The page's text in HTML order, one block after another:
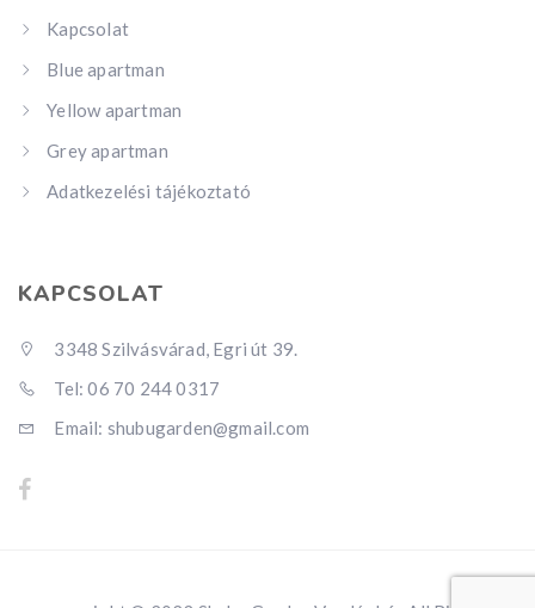
Kapcsolat
Blue apartman
Yellow apartman
Grey apartman
Adatkezelési tájékoztató
KAPCSOLAT
3348 Szilvásvárad, Egri út 39.
Tel: 06 70 244 0317
Email: shubugarden@gmail.com